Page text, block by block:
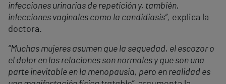
infecciones urinarias de repetición y, también,
infecciones vaginales como la candidiasis”, explica la
doctora.
“Muchas mujeres asumen que la sequedad, el escozor o
el dolor en las relaciones son normales y que son una
parte inevitable en la menopausia, pero en realidad es